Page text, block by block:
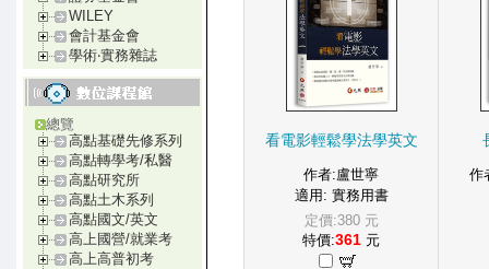
WILEY
會計基金會
學術‧實務雜誌
總覽
高點基礎先修系列
高點轉學考/私醫
高點研究所
高點土木系列
高點國文/英文
高上國營/就業考
高上高普初考
看電影輕鬆學法學英文
作者:盧世寧
適用: 實務用書
定價:380 元
特價:361 元
作